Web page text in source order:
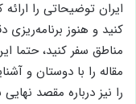
ایران توضیحاتی را
کنید و هنوز برنامه‌ریزی
مناطق سفر کنید، حتما
مقاله را با دوستان و
را نیز درباره مقصد